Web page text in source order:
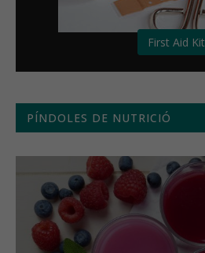
First Aid Kit
PÍNDOLES DE NUTRICIÓ